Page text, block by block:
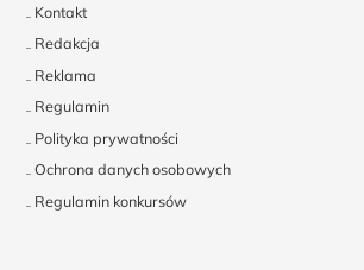
Kontakt
Redakcja
Reklama
Regulamin
Polityka prywatności
Ochrona danych osobowych
Regulamin konkursów